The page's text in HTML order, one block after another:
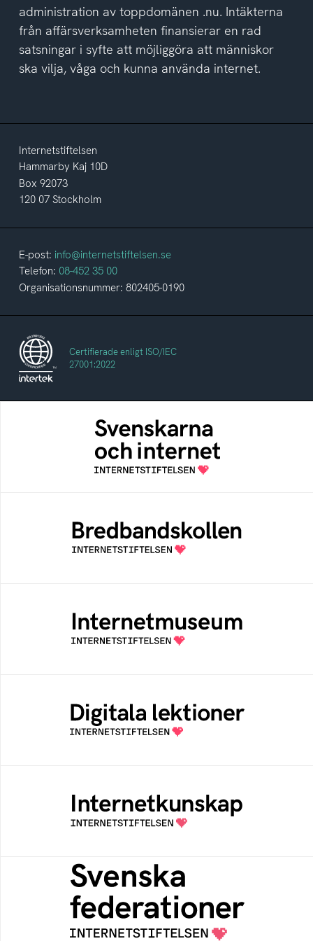
administration av toppdomänen .nu. Intäkterna
från affärsverksamheten finansierar en rad
satsningar i syfte att möjliggöra att människor
ska vilja, våga och kunna använda internet.
Internetstiftelsen
Hammarby Kaj 10D
Box 92073
120 07 Stockholm
E-post: info@internetstiftelsen.se
Telefon: 08-452 35 00
Organisationsnummer: 802405-0190
Certifierade enligt ISO/IEC
27001:2022
Svenskarna och internet
En årlig studie av svenska folkets
internetvanor
Bredbandskollen är ett oberoende
konsumentverktyg som drivs av
Internetstiftelsen
Ett digitalt museum som byggts, och kureras
av Internetstiftelsen
Öppen digital lärresurs med färdiga lektioner
för alla stadier i grundskolan
Samlad kunskap som hjälper dig att bli en
säker och medveten internetanvändare
Svenska federationer
Grunden för medlemskap i en sektors- eller
kontextspecifik federation